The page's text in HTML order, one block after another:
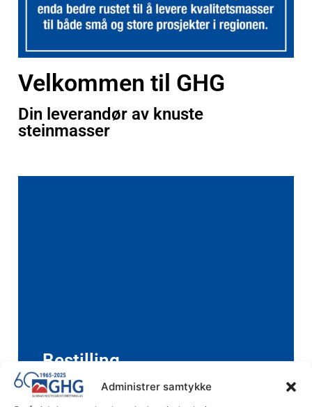
Administrer samtykke
Velkommen til GHG
Din leverandør av knuste
steinmasser
Bestilling
Beregn og bestill masse til prosjektet